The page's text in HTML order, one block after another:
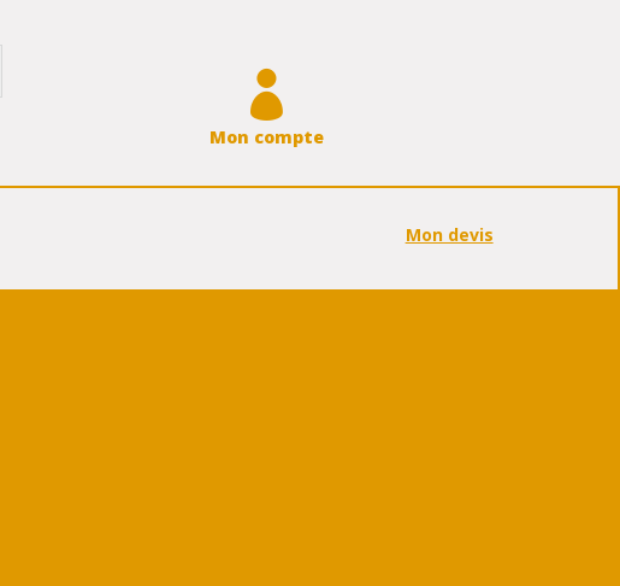

Mon compte
Mon devis